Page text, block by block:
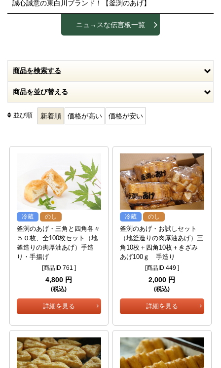
誠心誠意の東白川ブランド！【釜渕のあげ】
ニュ→スな伝言板一覧
商品を検索する
商品を並び替える
並び順 新着順 価格が高い 価格が安い
冷蔵 のし
釜渕のあげ・三角と四角各々
５０枚、全100枚セット（地
釜造りの肉厚油あげ）手造
り・手揚げ
[商品ID 761 ]
4,800 円
(税込)
詳細を見る
冷蔵 のし
釜渕のあげ・お試しセット
（地釜造りの肉厚油あげ）三
角10枚＋四角10枚＋きざみ
あげ100ｇ 手造り
[商品ID 449 ]
2,000 円
(税込)
詳細を見る